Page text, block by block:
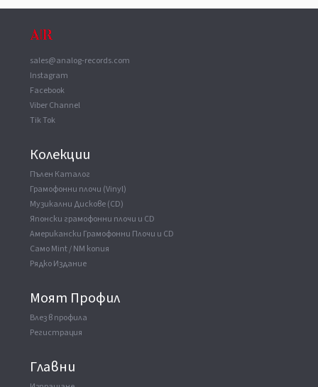
sales@analog-records.com
Instagram
Facebook
Viber Channel
Tik Tok
Колекции
Пълен Каталог
Грамофонни плочи (Vinyl)
Музикални Дискове (CD)
Японски грамофонни плочи и CD
Американски Грамофонни Плочи и CD
Само Mint / NM копия
Рядко Издание
Моят Профил
Влез в профила
Регистрация
Главни